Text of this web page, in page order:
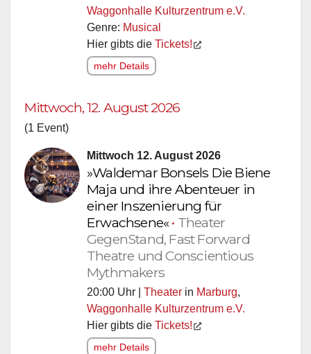
Waggonhalle Kulturzentrum e.V.
Genre: Musical
Hier gibts die Tickets!
mehr Details
Mittwoch, 12. August 2026
(1 Event)
Mittwoch 12. August 2026
»Waldemar Bonsels Die Biene
Maja und ihre Abenteuer in
einer Inszenierung für
Erwachsene«• Theater
GegenStand, Fast Forward
Theatre und Conscientious
Mythmakers
20:00 Uhr | Theater in Marburg,
Waggonhalle Kulturzentrum e.V.
Hier gibts die Tickets!
mehr Details